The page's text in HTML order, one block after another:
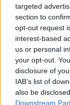
targeted
section to
opt-out request
interest-based
us or personal
your opt-out.
disclosure of
IAB’s list of
also be
Downstream
Sondaj
Ce partid ați